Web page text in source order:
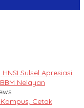
Sulsel Apresiasi
Nelayan
Cetak